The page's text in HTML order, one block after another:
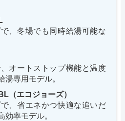
、冬場でも同時給湯可能な
オートストップ機能と温度
湯専用モデル。
（エコジョーズ）
、省エネかつ快適な追いだ
効率モデル。